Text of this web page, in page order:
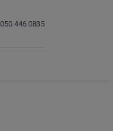
050 446 0835